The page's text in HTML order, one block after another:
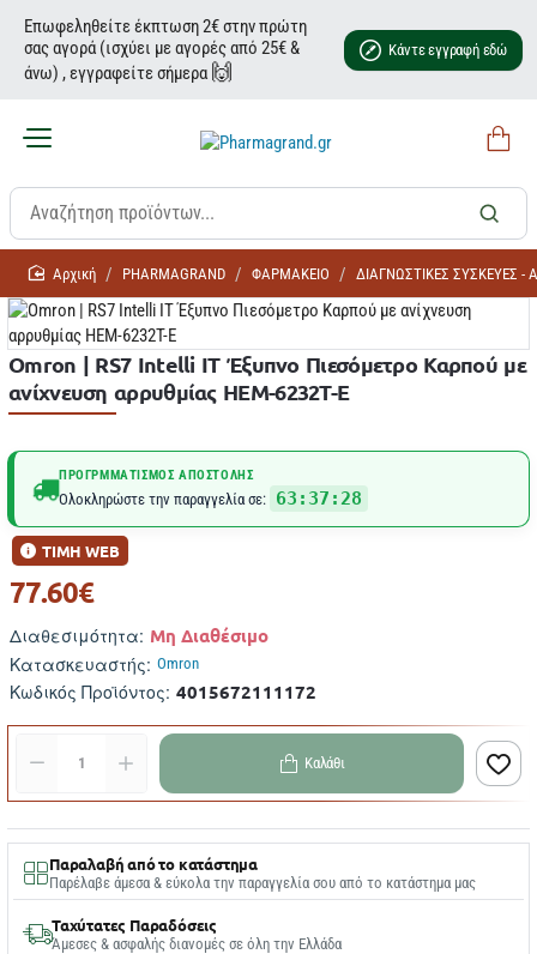
Επωφεληθείτε έκπτωση 2€ στην πρώτη
σας αγορά (ισχύει με αγορές από 25€ &
άνω) , εγγραφείτε σήμερα 🙌
Κάντε εγγραφή εδώ
homePHARMAGRAND ΦΑΡΜΑΚΕΙΟ ΔΙΑΓΝΩΣΤΙΚΕΣ ΣΥΣΚΕΥΕΣ -
Omron | RS7 Intelli IT Έξυπνο Πιεσόμετρο Καρπού με
ανίχνευση αρρυθμίας HEM-6232T-E
ΠΡΟΓΡΜΜΑΤΙΣΜΌΣ ΑΠΟΣΤΟΛΉΣ
Ολοκληρώστε την παραγγελία σε: 63:37:28
Διαθεσιμότητα: Μη Διαθέσιμο
Κατασκευαστής: Omron
Κωδικός Προϊόντος: 4015672111172
ΤΙΜΗ WEB
77.60€
Καλάθι
Παραλαβή από το κατάστημα
Παρέλαβε άμεσα & εύκολα την παραγγελία σου από το κατάστημα μας
Ταχύτατες Παραδόσεις
Άμεσες & ασφαλής διανομές σε όλη την Ελλάδα